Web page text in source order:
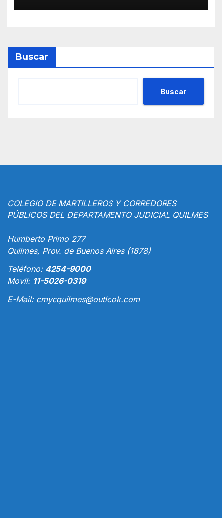
Buscar
Buscar
COLEGIO DE MARTILLEROS Y CORREDORES
PÚBLICOS DEL DEPARTAMENTO JUDICIAL QUILMES
Humberto Primo 277
Quilmes, Prov. de Buenos Aires (1878)
Teléfono: 4254-9000
Movil: 11-5026-0319
E-Mail: cmycquilmes@outlook.com